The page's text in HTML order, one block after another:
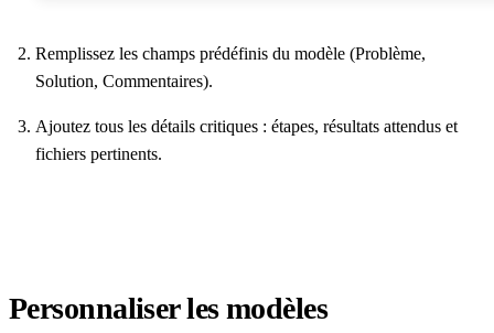
Remplissez les champs prédéfinis du modèle (Problème,
Solution, Commentaires).
Ajoutez tous les détails critiques : étapes, résultats attendus et
fichiers pertinents.
Personnaliser les modèles